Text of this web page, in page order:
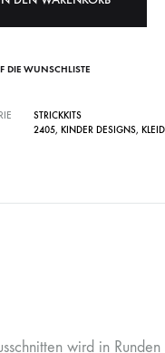
DIE WUNSCHLISTE
STRICKKITS
2405, KINDER DESIGNS, KLEID
wird in